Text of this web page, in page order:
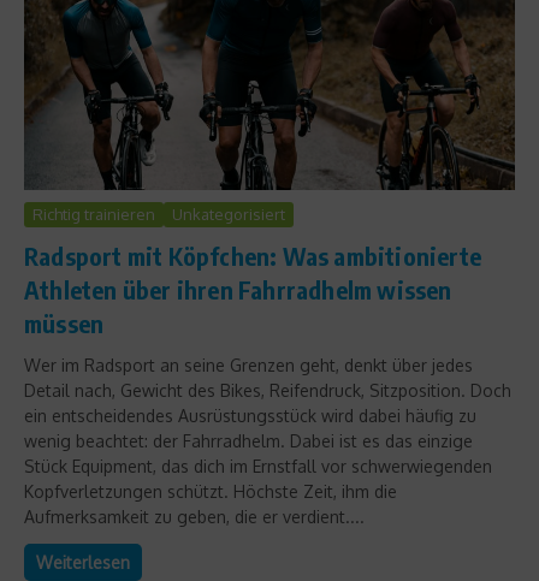
Richtig trainieren Unkategorisiert
Radsport mit Köpfchen: Was ambitionierte
Athleten über ihren Fahrradhelm wissen
müssen
Wer im Radsport an seine Grenzen geht, denkt über jedes
Detail nach, Gewicht des Bikes, Reifendruck, Sitzposition. Doch
ein entscheidendes Ausrüstungsstück wird dabei häufig zu
wenig beachtet: der Fahrradhelm. Dabei ist es das einzige
Stück Equipment, das dich im Ernstfall vor schwerwiegenden
Kopfverletzungen schützt. Höchste Zeit, ihm die
Aufmerksamkeit zu geben, die er verdient....
Weiterlesen